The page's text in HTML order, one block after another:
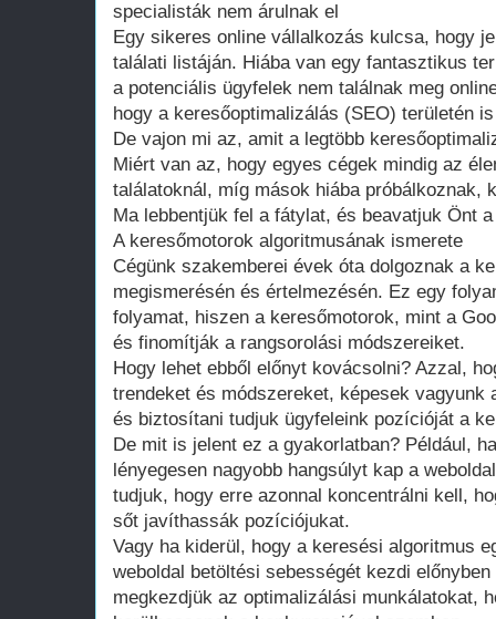
specialisták nem árulnak el
Egy sikeres online vállalkozás kulcsa, hogy
találati listáján. Hiába van egy fantasztikus
a potenciális ügyfelek nem találnak meg
hogy a keresőoptimalizálás (SEO) területén
De vajon mi az, amit a legtöbb
Miért van az, hogy egyes cégek mindig az
találatoknál, míg mások hiába próbálkoznak,
Ma lebbentjük fel a fátylat, és beavatjuk Önt
A keresőmotorok algoritmusának ismerete
Cégünk szakemberei évek óta dolgoznak a
megismerésén és értelmezésén. Ez egy
folyamat, hiszen a keresőmotorok, mint a
és finomítják a rangsorolási módszereiket.
Hogy lehet ebből előnyt kovácsolni? Azzal,
trendeket és módszereket, képesek vagyunk
és biztosítani tudjuk ügyfeleink pozícióját a
De mit is jelent ez a gyakorlatban? Például,
lényegesen nagyobb hangsúlyt kap a
tudjuk, hogy erre azonnal koncentrálni kell,
sőt javíthassák pozíciójukat.
Vagy ha kiderül, hogy a keresési algoritmus
weboldal betöltési sebességét kezdi
megkezdjük az optimalizálási munkálatokat,